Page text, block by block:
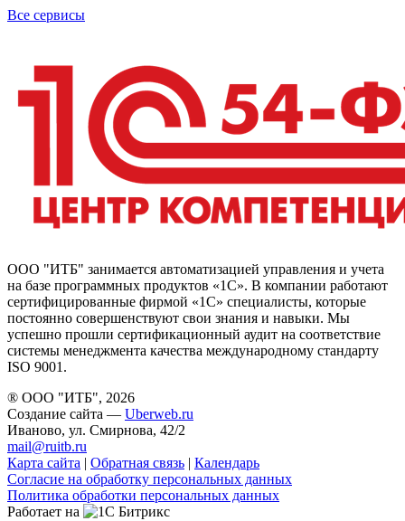
Все сервисы
ООО "ИТБ" занимается автоматизацией управления и учета
на базе программных продуктов «1С». В компании работают
сертифицированные фирмой «1С» специалисты, которые
постоянно совершенствуют свои знания и навыки. Мы
успешно прошли сертификационный аудит на соответствие
системы менеджмента качества международному стандарту
ISO 9001.
® ООО "ИТБ", 2026
Создание сайта — Uberweb.ru
Иваново, ул. Смирнова, 42/2
mail@ruitb.ru
Карта сайта
Обратная связь
Календарь
Согласие на обработку персональных данных
Политика обработки персональных данных
Работает на